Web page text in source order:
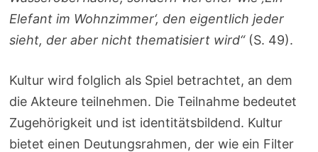
Elefant im Wohnzimmer‘, den eigentlich jeder
sieht, der aber nicht thematisiert wird“(S. 49).
Kultur wird folglich als Spiel betrachtet, an dem
die Akteure teilnehmen. Die Teilnahme bedeutet
Zugehörigkeit und ist identitätsbildend. Kultur
bietet einen Deutungsrahmen, der wie ein Filter